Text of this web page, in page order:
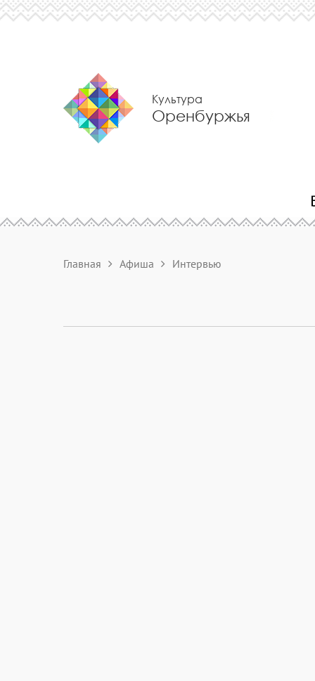
Культура
Оренбуржья
Главная Афиша Интервью